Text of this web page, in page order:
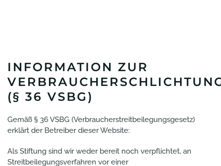
INFORMATION ZUR
(§ 36 VSBG)
Gemäß § 36 VSBG (Verbraucherstreitbeilegungsgesetz)
erklärt der Betreiber dieser Website:
Als Stiftung sind wir weder bereit noch verpflichtet, an
Streitbeilegungsverfahren vor einer